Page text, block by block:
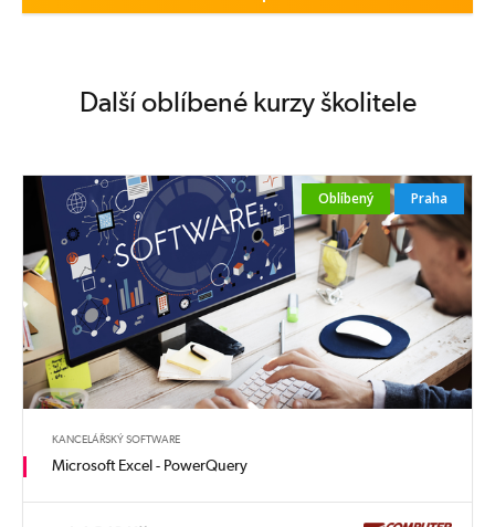
Další oblíbené kurzy školitele
Oblíbený Praha
KANCELÁŘSKÝ SOFTWARE
Microsoft Excel - PowerQuery